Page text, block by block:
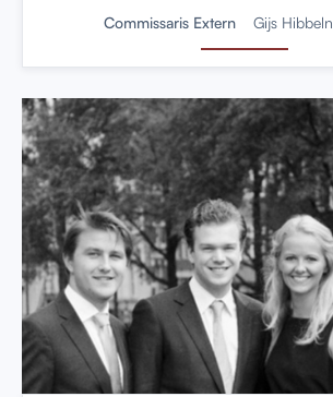
Commissaris Extern
Gijs Hibbeln